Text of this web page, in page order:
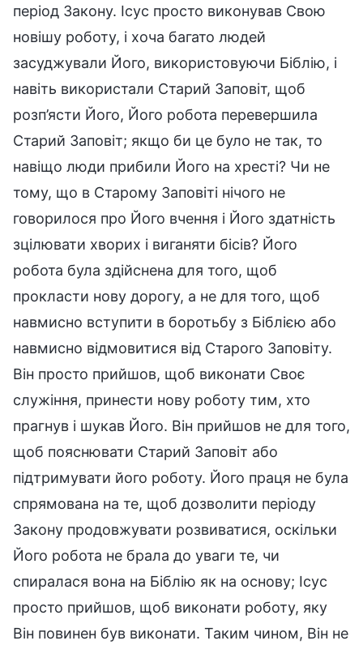
період Закону. Ісус просто виконував Свою
новішу роботу, і хоча багато людей
засуджували Його, використовуючи Біблію, і
навіть використали Старий Заповіт, щоб
розп’ясти Його, Його робота перевершила
Старий Заповіт; якщо би це було не так, то
навіщо люди прибили Його на хресті? Чи не
тому, що в Старому Заповіті нічого не
говорилося про Його вчення і Його здатність
зцілювати хворих і виганяти бісів? Його
робота була здійснена для того, щоб
прокласти нову дорогу, а не для того, щоб
навмисно вступити в боротьбу з Біблією або
навмисно відмовитися від Старого Заповіту.
Він просто прийшов, щоб виконати Своє
служіння, принести нову роботу тим, хто
прагнув і шукав Його. Він прийшов не для того,
щоб пояснювати Старий Заповіт або
підтримувати його роботу. Його праця не була
спрямована на те, щоб дозволити періоду
Закону продовжувати розвиватися, оскільки
Його робота не брала до уваги те, чи
спиралася вона на Біблію як на основу; Ісус
просто прийшов, щоб виконати роботу, яку
Він повинен був виконати. Таким чином, Він не